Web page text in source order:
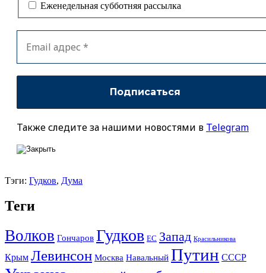
Еженедельная субботняя рассылка
Также следите за нашими новостями в Telegram
Тэги: Гудков, Дума
Теги
Волков Гончаров Гудков ЕС Запад Красильникова
Крым Левинсон Москва Навальный Путин СССР